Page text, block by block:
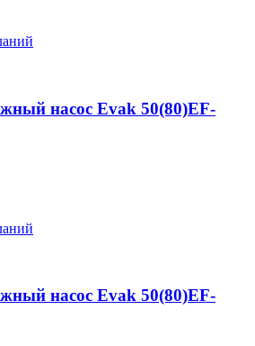
насос Evak 50(80)EF-
насос Evak 50(80)EF-